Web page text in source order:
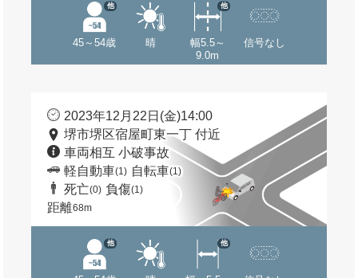
45～54歳
他
晴
幅5.5～
9.0m
他
信号なし
2023年12月22日(金)14:00
堺市堺区宿屋町東一丁 付近
車両相互 小破事故
軽自動車(1) 自転車(1)
死亡(0) 負傷(1)
距離68m
他 他